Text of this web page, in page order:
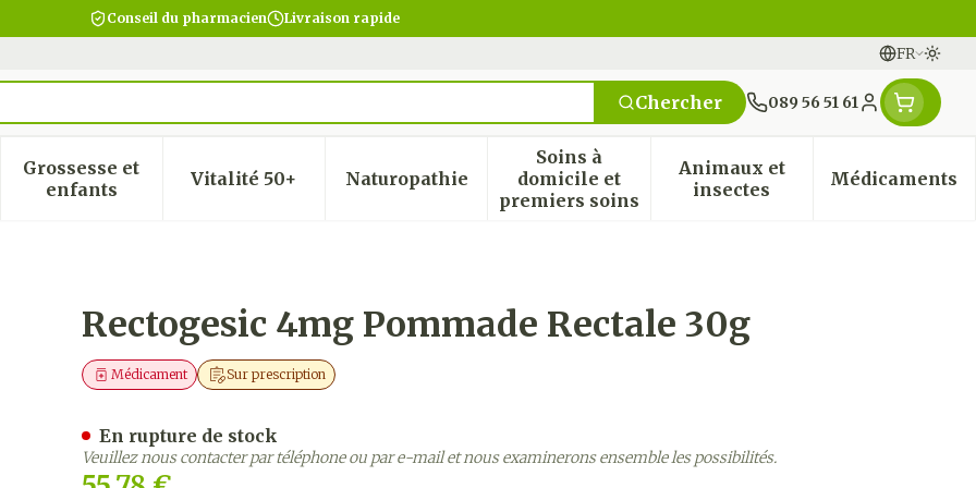
Conseil du pharmacien Livraison rapide
FR
Langues
Chercher 089 56 51 61
Menu client
catégorie Beauté, soins et hygiène
sous-menu pour la catégorie Régime, alimentation & vitamines
Grossesse et
enfantsAfficher le sous-menu pour la catégorie Grossesse et enfants
Vitalité 50+Afficher le sous-menu pour la catégorie Vitalité 50+
NaturopathieAfficher le sous-menu pour la catégorie Naturopathie
Soins à
domicile et
premiers soins
Afficher le sous-menu pour la catégorie
Animaux et
insectesAfficher le sous-menu
Médicaments
Afficher
Rectale 30g
Rectogesic 4mg Pommade Rectale 30g
Sur prescription
Médicament
En rupture de stock
Veuillez nous contacter par téléphone ou par e-mail et nous examinerons ensemble les possibilités.